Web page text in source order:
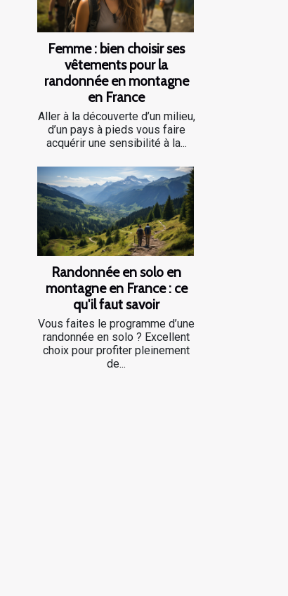
Femme : bien choisir ses
vêtements pour la
randonnée en montagne
en France
Aller à la découverte d’un milieu,
d’un pays à pieds vous faire
acquérir une sensibilité à la...
Randonnée en solo en
montagne en France : ce
qu'il faut savoir
Vous faites le programme d’une
randonnée en solo ? Excellent
choix pour profiter pleinement
de...